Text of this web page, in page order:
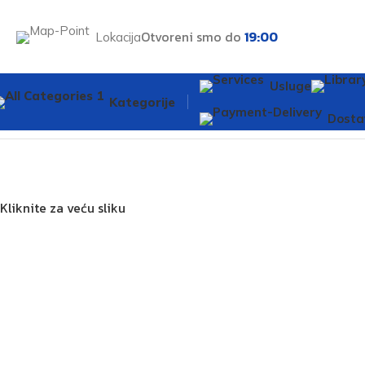
LokacijaOtvoreni smo do 19:00
Kategorije
Usluge
Umivaonik OLIVE 61x34cm bez rupe
Kliknite za veću sliku